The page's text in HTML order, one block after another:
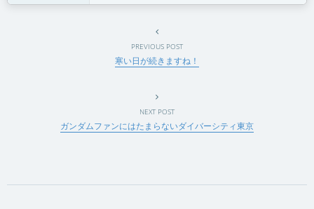
PREVIOUS POST
寒い日が続きますね！
NEXT POST
ガンダムファンにはたまらないダイバーシティ東京